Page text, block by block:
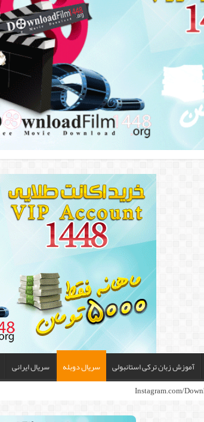
آموزش زبان ترکی استانبولی سریال دوبله سریال ایرانی